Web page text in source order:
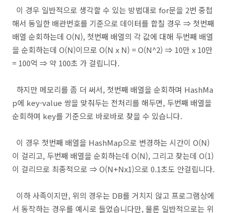
이 경우 일반적으로 생각할 수 있는 방법대로 for문을 2번 중첩
해서 동일한 배관번호를 기준으로 데이터를 합칠 경우 ⇒ 첫번째
배열 순회하는데 O(N), 첫번째 배열의 각 값에 대해 두번째 배열
을 순회하는데 O(N)이므로 O(N x N) = O(N^2) ⇒ 10만 x 10만
= 100억 ⇒ 약 100초 가 걸립니다.
하지만 메모리를 좀 더 써서, 첫번째 배열을 순회하며 HashMa
p에 key-value 쌍을 맞춰두는 전처리를 해두면, 두번째 배열을
순회하며 key를 기준으로 바로바로 찾을 수 있습니다.
이 경우 첫번째 배열을 HashMap으로 변경하는 시간이 O(N)
이 걸리고, 두번째 배열을 순회하는데 O(N), 그리고 찾는데 O(1)
이 걸리므로 최종적으로 ⇒ O(N+Nx1)으로 0.1초도 안걸립니다.
이하 사족이지만, 위의 경우는 DB를 거치지 않고 프로그램상에
서 동작하는 경우를 예시로 들었습니다만, 물론 일반적으로는 위